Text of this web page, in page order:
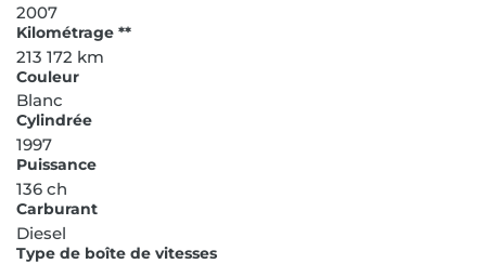
2007
Kilométrage **
213 172 km
Couleur
Blanc
Cylindrée
1997
Puissance
136 ch
Carburant
Diesel
Type de boîte de vitesses